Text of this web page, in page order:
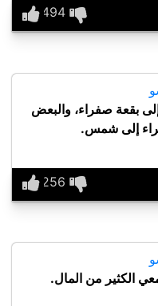
بقعة صفراء، والبعض
إلى شمس.
الكثير من المال.